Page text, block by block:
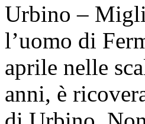
Urbino –
l’uomo di
aprile nelle
anni, è